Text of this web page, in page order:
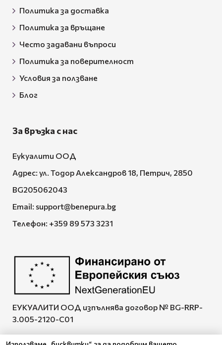
Политика за доставка
Политика за връщане
Често задавани въпроси
Политика за поверителност
Условия за ползване
Блог
За връзка с нас
Еукуалити ООД
Адрес: ул. Тодор Александров 18, Петрич, 2850
BG205062043
Email: support@benepura.bg
Телефон: +359 89 573 3231
ЕУКУАЛИТИ ООД изпълнява договор № BG-RRP-
3.005-2120-C01